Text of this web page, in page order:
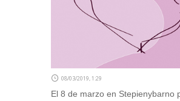
08/03/2019, 1:29
El 8 de marzo en Stepienybarno